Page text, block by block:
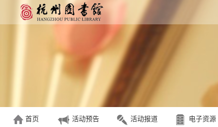
首页 活动预告 活动报道 电子资源